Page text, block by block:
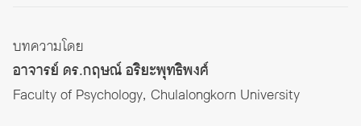
บทความโดย
อาจารย์ ดร.กฤษณ์ อริยะพุทธิพงศ์
Faculty of Psychology, Chulalongkorn University